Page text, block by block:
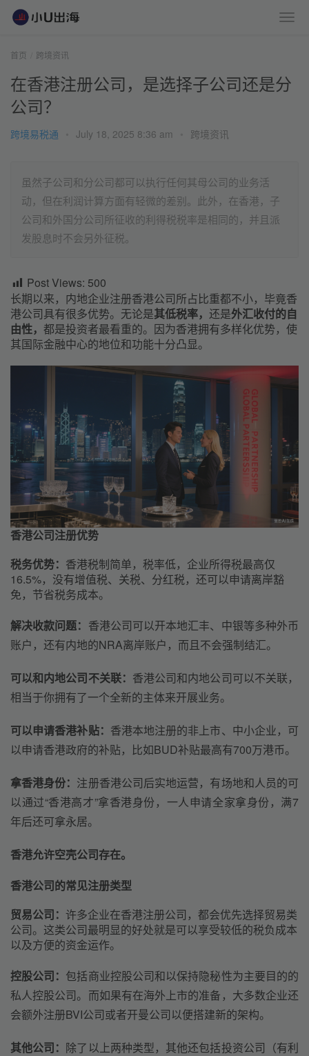
首页 跨境资讯
在香港注册公司，是选择子公司还是分
公司？
跨境易税通 July 18, 2025 8:36 am 跨境资讯
虽然子公司和分公司都可以执行任何其母公司的业务活
动，但在利润计算方面有轻微的差别。此外，在香港，子
公司和外国分公司所征收的利得税税率是相同的，并且派
发股息时不会另外征税。
Post Views: 500
长期以来，内地企业注册香港公司所占比重都不小，毕竟香
港公司具有很多优势。无论是其低税率， 还是外汇收付的自
由性， 都是投资者最看重的。因为香港拥有多样化优势，使
其国际金融中心的地位和功能十分凸显。
香港公司注册优势
税务优势： 香港税制简单，税率低，企业所得税最高仅
16.5%，没有增值税、关税、分红税，还可以申请离岸豁
免，节省税务成本。
解决收款问题： 香港公司可以开本地汇丰、中银等多种外币
账户，还有内地的NRA离岸账户，而且不会强制结汇。
可以和内地公司不关联： 香港公司和内地公司可以不关联，
相当于你拥有了一个全新的主体来开展业务。
可以申请香港补贴： 香港本地注册的非上市、中小企业，可
以申请香港政府的补贴，比如BUD补贴最高有700万港币。
拿香港身份： 注册香港公司后实地运营，有场地和人员的可
以通过“香港高才”拿香港身份，一人申请全家拿身份，满7
年后还可拿永居。
香港允许空壳公司存在。
香港公司的常见注册类型
贸易公司： 许多企业在香港注册公司，都会优先选择贸易类
公司。这类公司最明显的好处就是可以享受较低的税负成本
以及方便的资金运作。
控股公司： 包括商业控股公司和以保持隐秘性为主要目的的
私人控股公司。而如果有在海外上市的准备，大多数企业还
会额外注册BVI公司或者开曼公司以便搭建新的架构。
其他公司： 除了以上两种类型，其他还包括投资公司（有利